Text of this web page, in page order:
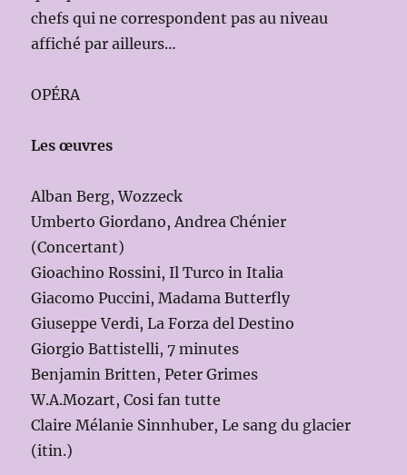
chefs qui ne correspondent pas au niveau
affiché par ailleurs…
OPÉRA
Les œuvres
Alban Berg, Wozzeck
Umberto Giordano, Andrea Chénier
(Concertant)
Gioachino Rossini, Il Turco in Italia
Giacomo Puccini, Madama Butterfly
Giuseppe Verdi, La Forza del Destino
Giorgio Battistelli, 7 minutes
Benjamin Britten, Peter Grimes
W.A.Mozart, Cosi fan tutte
Claire Mélanie Sinnhuber, Le sang du glacier
(itin.)